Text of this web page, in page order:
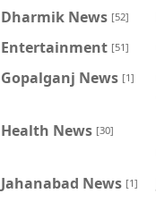
Dharmik News [52]
Entertainment [51]
Gopalganj News [1]
Health News [30]
Jahanabad News [1]